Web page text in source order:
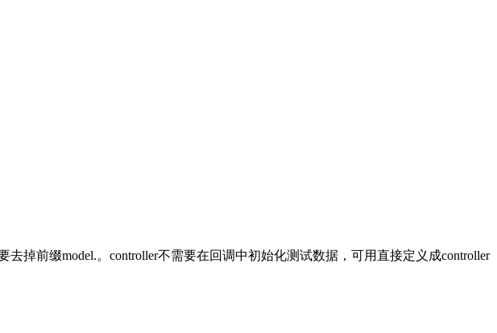
掉前缀model.。controller不需要在回调中初始化测试数据，可用直接定义成controller